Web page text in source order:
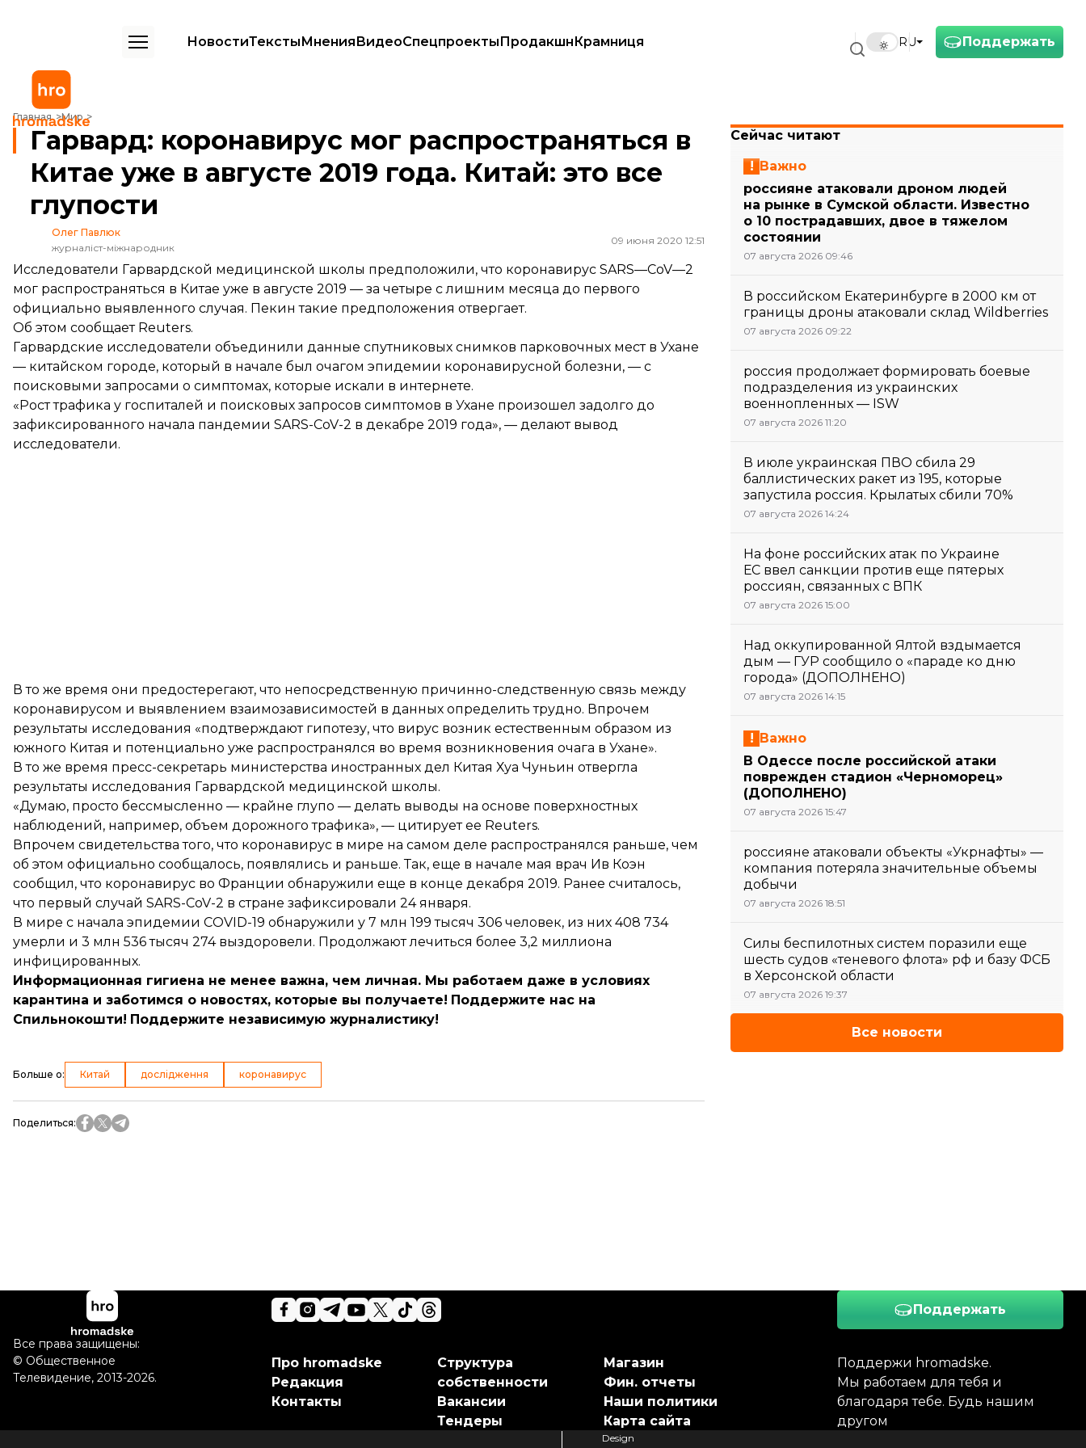
Поддержать
RU
НовостиТекстыМненияВидеоСпецпроектыПродакшнКрамниця
Главная Мир
Гарвард: коронавирус мог распространяться в Китае уже в августе 2019 года. Китай: это все глупости
Гарвард: коронавирус мог распространяться в
Китае уже в августе 2019 года. Китай: это все
глупости
Олег Павлюк
журналіст-міжнародник
09 июня 2020 12:51
Исследователи Гарвардской медицинской школы предположили, что коронавирус SARS—CoV—2
мог распространяться в Китае уже в августе 2019 — за четыре с лишним месяца до первого
официально выявленного случая. Пекин такие предположения отвергает.
Об этом сообщаетReuters.
Гарвардские исследователи объединили данные спутниковых снимков парковочных мест в Ухане
— китайском городе, который в начале был очагом эпидемии коронавирусной болезни, — с
поисковыми запросами о симптомах, которые искали в интернете.
«Рост трафика у госпиталей и поисковых запросов симптомов в Ухане произошел задолго до
зафиксированного начала пандемии SARS-CoV-2 в декабре 2019 года», — делают вывод
исследователи.
В то же время они предостерегают, что непосредственную причинно-следственную связь между
коронавирусом и выявлением взаимозависимостей в данных определить трудно. Впрочем
результаты исследования «подтверждают гипотезу, что вирус возник естественным образом из
южного Китая и потенциально уже распространялся во время возникновения очага в Ухане».
В то же время пресс-секретарь министерства иностранных дел Китая Хуа Чуньин отвергла
результаты исследования Гарвардской медицинской школы.
«Думаю, просто бессмысленно — крайне глупо — делать выводы на основе поверхностных
наблюдений, например, объем дорожного трафика», — цитирует ее Reuters.
Впрочем свидетельства того, что коронавирус в мире на самом деле распространялся раньше, чем
об этом официально сообщалось, появлялись и раньше. Так, еще в начале мая врач Ив Коэн
сообщил, что коронавирус во Франции обнаружили еще в конце декабря 2019. Ранее считалось,
что первый случай SARS-CoV-2 в стране зафиксировали 24 января.
В мире с начала эпидемии COVID-19 обнаружили у 7 млн 199 тысяч 306 человек, из них 408 734
умерли и 3 млн 536 тысяч 274 выздоровели. Продолжают лечиться более 3,2 миллиона
инфицированных.
Информационная гигиена не менее важна, чем личная. Мы работаем даже в условиях
карантина и заботимся о новостях, которые вы получаете! Поддержите нас на
Спильнокошти! Поддержите независимую журналистику!
Больше о: Китай дослідження коронавирус
Поделиться:
Сейчас читают
Важно
россияне атаковали дроном людей
на рынке в Сумской области. Известно
о 10 пострадавших, двое в тяжелом
состоянии
07 августа 2026 09:46
В российском Екатеринбурге в 2000 км от
границы дроны атаковали склад Wildberries
07 августа 2026 09:22
россия продолжает формировать боевые
подразделения из украинских
военнопленных — ISW
07 августа 2026 11:20
В июле украинская ПВО сбила 29
баллистических ракет из 195, которые
запустила россия. Крылатых сбили 70%
07 августа 2026 14:24
На фоне российских атак по Украине
ЕС ввел санкции против еще пятерых
россиян, связанных с ВПК
07 августа 2026 15:00
Над оккупированной Ялтой вздымается
дым — ГУР сообщило о «параде ко дню
города» (ДОПОЛНЕНО)
07 августа 2026 14:15
Важно
В Одессе после российской атаки
поврежден стадион «Черноморец»
(ДОПОЛНЕНО)
07 августа 2026 15:47
россияне атаковали объекты «Укрнафты» —
компания потеряла значительные объемы
добычи
07 августа 2026 18:51
Силы беспилотных систем поразили еще
шесть судов «теневого флота» рф и базу ФСБ
в Херсонской области
07 августа 2026 19:37
Все новости
Поддержать
Поддержи hromadske.
Мы работаем для тебя и
благодаря тебе. Будь нашим
другом
Про hromadske
Редакция
Контакты
Структура
собственности
Вакансии
Тендеры
Магазин
Фин. отчеты
Наши политики
Карта сайта
Все права защищены:
© Общественное
Телевидение, 2013-2026.
Design